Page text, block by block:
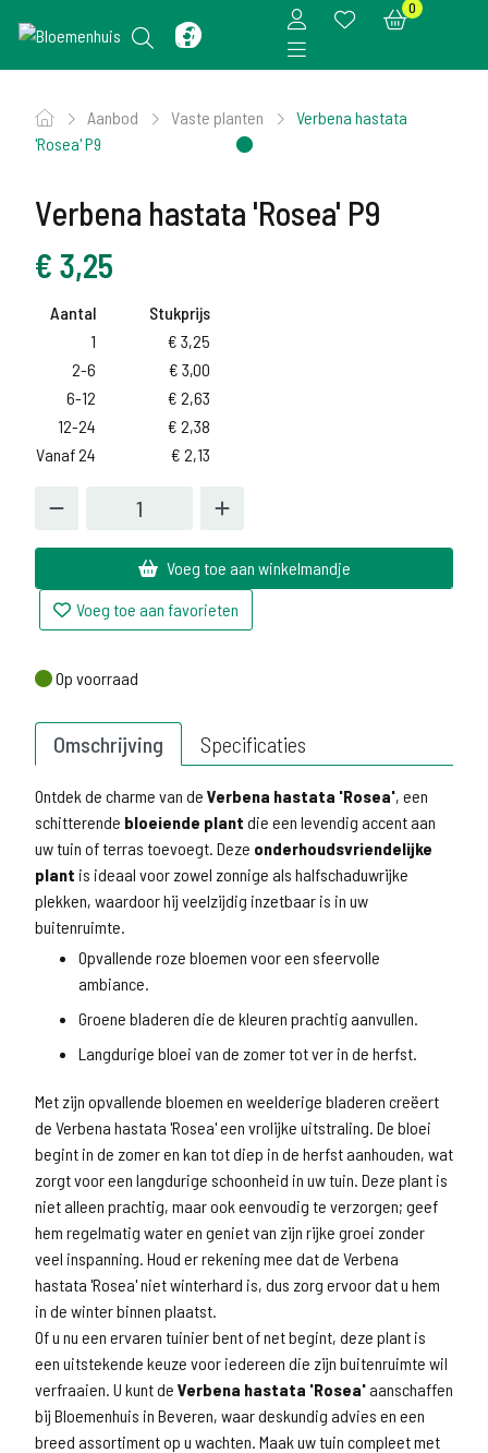
0
Aanbod Vaste planten
Verbena hastata
'Rosea' P9
Verbena hastata 'Rosea' P9
€ 3,25
Aantal
Stukprijs
1
€ 3,25
2-6
€ 3,00
6-12
€ 2,63
12-24
€ 2,38
Vanaf 24
€ 2,13
Voeg toe aan winkelmandje
Voeg toe aan favorieten
Op voorraad
Op voorraad
Omschrijving Specificaties
Ontdek de charme van de Verbena hastata 'Rosea', een
schitterende bloeiende plant die een levendig accent aan
uw tuin of terras toevoegt. Deze onderhoudsvriendelijke
plant is ideaal voor zowel zonnige als halfschaduwrijke
plekken, waardoor hij veelzijdig inzetbaar is in uw
buitenruimte.
Opvallende roze bloemen voor een sfeervolle
ambiance.
Groene bladeren die de kleuren prachtig aanvullen.
Langdurige bloei van de zomer tot ver in de herfst.
Met zijn opvallende bloemen en weelderige bladeren creëert
de Verbena hastata 'Rosea' een vrolijke uitstraling. De bloei
begint in de zomer en kan tot diep in de herfst aanhouden, wat
zorgt voor een langdurige schoonheid in uw tuin. Deze plant is
niet alleen prachtig, maar ook eenvoudig te verzorgen; geef
hem regelmatig water en geniet van zijn rijke groei zonder
veel inspanning. Houd er rekening mee dat de Verbena
hastata 'Rosea' niet winterhard is, dus zorg ervoor dat u hem
in de winter binnen plaatst.
Of u nu een ervaren tuinier bent of net begint, deze plant is
een uitstekende keuze voor iedereen die zijn buitenruimte wil
verfraaien. U kunt de Verbena hastata 'Rosea'aanschaffen
bij Bloemenhuis in Beveren, waar deskundig advies en een
breed assortiment op u wachten. Maak uw tuin compleet met